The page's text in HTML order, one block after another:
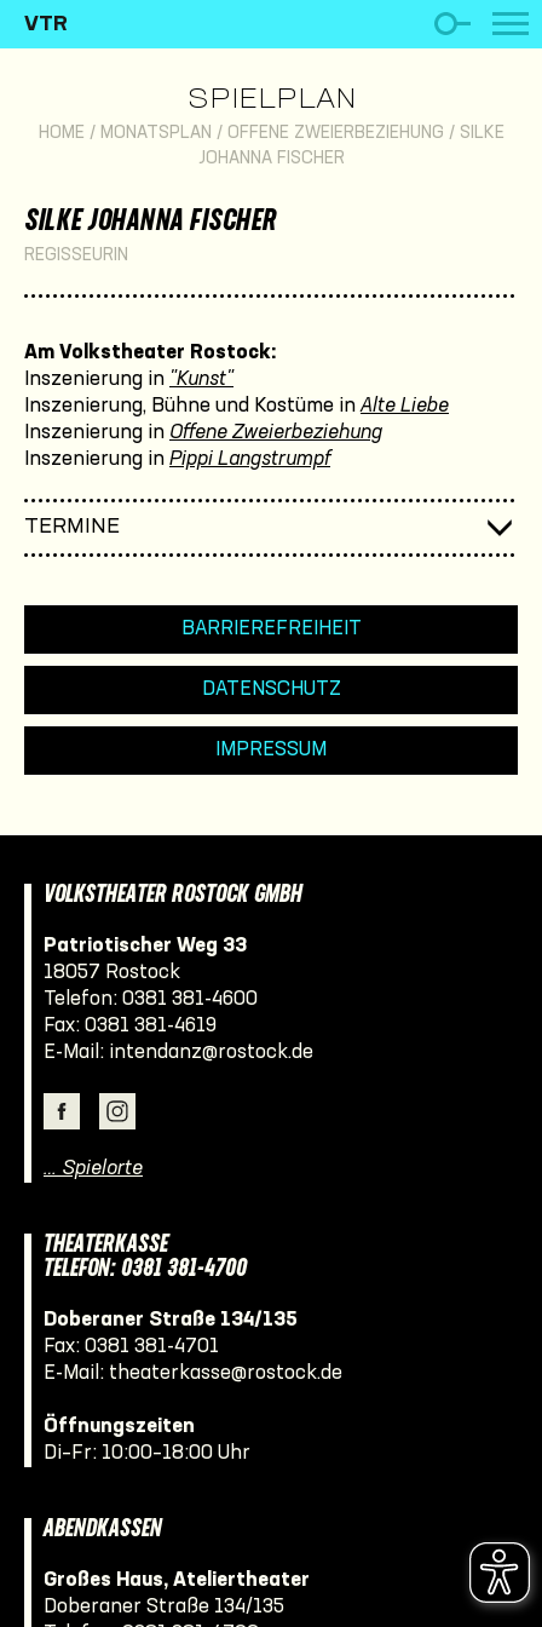
VTR
SPIELPLAN
HOME / MONATSPLAN / OFFENE ZWEIERBEZIEHUNG / SILKE
JOHANNA FISCHER
SILKE JOHANNA FISCHER
REGISSEURIN
Am Volkstheater Rostock:
Inszenierung in "Kunst"
Inszenierung, Bühne und Kostüme in Alte Liebe
Inszenierung in Offene Zweierbeziehung
Inszenierung in Pippi Langstrumpf
TERMINE
BARRIEREFREIHEIT
DATENSCHUTZ
IMPRESSUM
VOLKSTHEATER ROSTOCK GMBH
Patriotischer Weg 33
18057 Rostock
Telefon: 0381 381-4600
Fax: 0381 381-4619
E-Mail: intendanz@rostock.de
… Spielorte
THEATERKASSE
TELEFON: 0381 381-4700
Doberaner Straße 134/135
Fax: 0381 381-4701
E-Mail: theaterkasse@rostock.de
Öffnungszeiten
Di–Fr: 10:00–18:00 Uhr
ABENDKASSEN
Großes Haus, Ateliertheater
Doberaner Straße 134/135